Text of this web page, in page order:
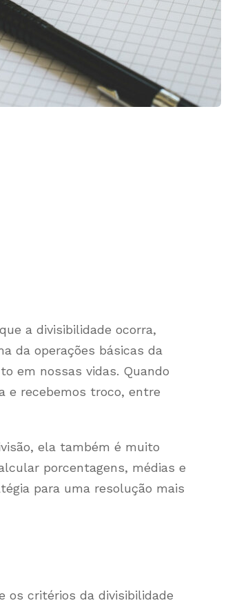
a divisibilidade ocorra,
da operações básicas da
em nossas vidas. Quando
e recebemos troco, entre
ela também é muito
porcentagens, médias e
para uma resolução mais
os critérios da divisibilidade